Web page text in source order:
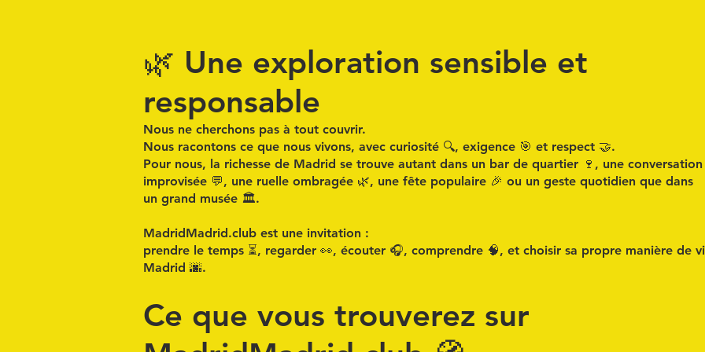
🌿 Une exploration sensible et
responsable
Nous ne cherchons pas à tout couvrir.
Nous racontons ce que nous vivons, avec curiosité 🔍, exigence 🎯 et respect 🤝.
Pour nous, la richesse de Madrid se trouve autant dans un bar de quartier 🍷, une conversation
improvisée 💬, une ruelle ombragée 🌿, une fête populaire 🎉 ou un geste quotidien que dans
un grand musée 🏛️.
MadridMadrid.club est une invitation :
prendre le temps ⏳, regarder 👀, écouter 🎧, comprendre 🧠, et choisir sa propre manière de
Madrid 🌆.
Ce que vous trouverez sur